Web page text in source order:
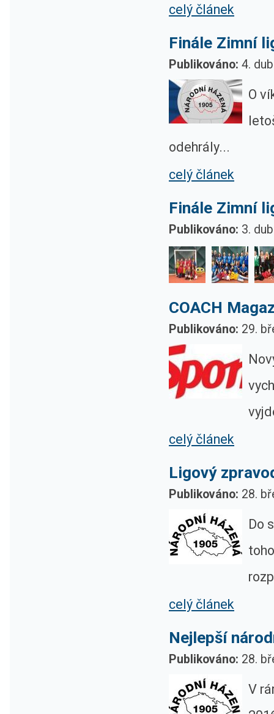
celý článek
Finále Zimní
Publikováno: 4.
O
odehrály...
celý článek
Finále Zimní
Publikováno: 3.
COACH
Publikováno: 29.
celý článek
Ligový
Publikováno: 28.
Do
celý článek
Nejlepší
Publikováno: 28.
V